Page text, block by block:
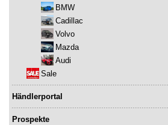
BMW
Cadillac
Volvo
Mazda
Audi
Sale
Händlerportal
Prospekte